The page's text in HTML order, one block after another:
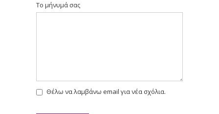
Το μήνυμά σας
Θέλω να λαμβάνω email για νέα σχόλια.